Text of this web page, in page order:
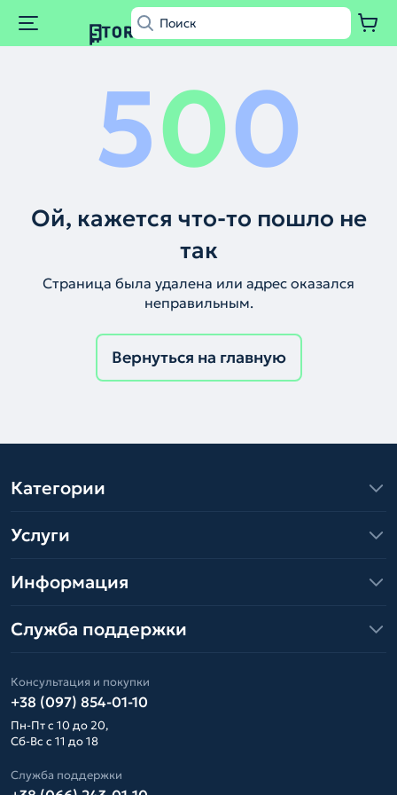
500
Ой, кажется что-то пошло не
так
Страница была удалена или адрес оказался
неправильным.
Вернуться на главную
Категории
Услуги
Информация
Служба поддержки
Консультация и покупки
+38 (097) 854-01-10
Пн-Пт с 10 до 20,
Сб-Вс с 11 до 18
Служба поддержки